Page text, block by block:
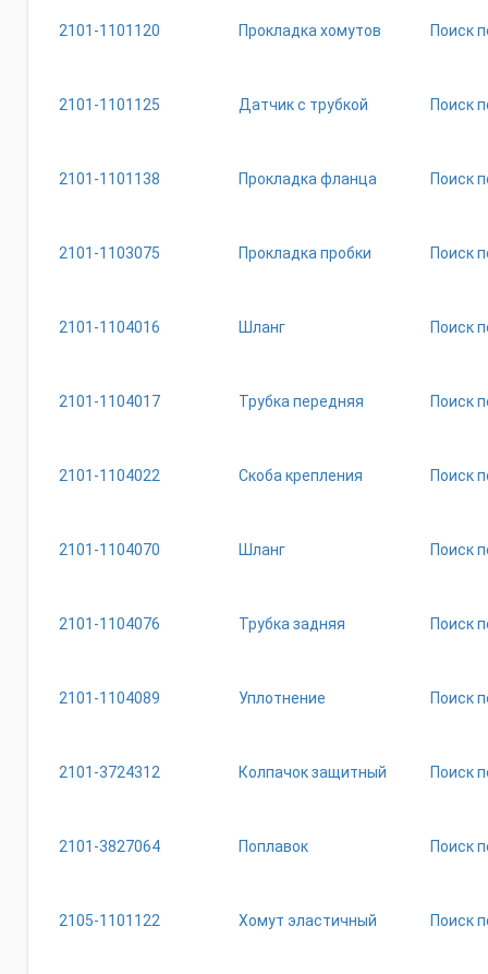
2101-1101120 Прокладка хомутов Поиск
2101-1101125 Датчик с трубкой Поиск
2101-1101138 Прокладка фланца Поиск
2101-1103075 Прокладка пробки Поиск
2101-1104016 Шланг Поиск
2101-1104017 Трубка передняя Поиск
2101-1104022 Скоба крепления Поиск
2101-1104070 Шланг Поиск
2101-1104076 Трубка задняя Поиск
2101-1104089 Уплотнение Поиск
2101-3724312 Колпачок защитный Поиск
2101-3827064 Поплавок Поиск
2105-1101122 Хомут эластичный Поиск